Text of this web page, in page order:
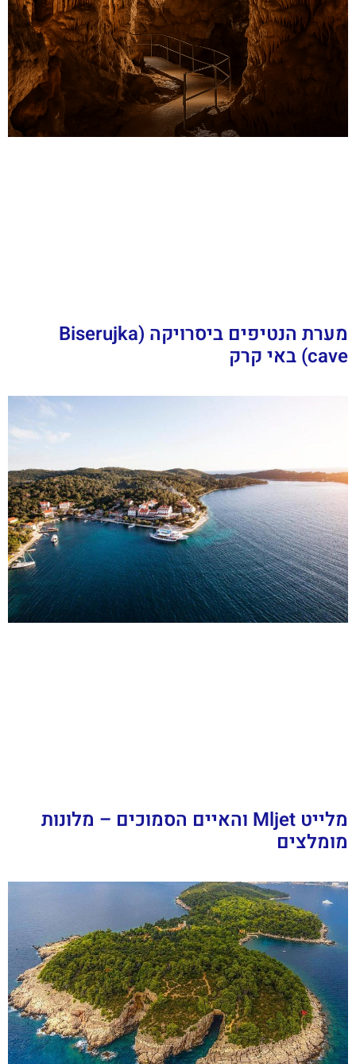
מערת הנטיפים ביסרויקה (Biserujka
cave) באי קרק
מלייט Mljet והאיים הסמוכים – מלונות
מומלצים